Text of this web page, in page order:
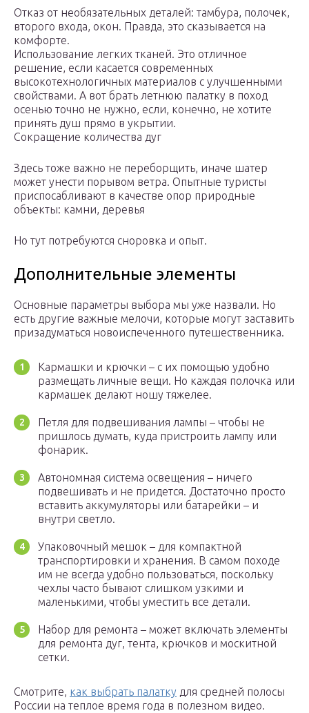
Отказ от необязательных деталей: тамбура, полочек,
второго входа, окон. Правда, это сказывается на
комфорте.
Использование легких тканей. Это отличное
решение, если касается современных
высокотехнологичных материалов с улучшенными
свойствами. А вот брать летнюю палатку в поход
осенью точно не нужно, если, конечно, не хотите
принять душ прямо в укрытии.
Сокращение количества дуг
Здесь тоже важно не переборщить, иначе шатер
может унести порывом ветра. Опытные туристы
приспосабливают в качестве опор природные
объекты: камни, деревья
Но тут потребуются сноровка и опыт.
Дополнительные элементы
Основные параметры выбора мы уже назвали. Но
есть другие важные мелочи, которые могут заставить
призадуматься новоиспеченного путешественника.
Кармашки и крючки – с их помощью удобно
размещать личные вещи. Но каждая полочка или
кармашек делают ношу тяжелее.
Петля для подвешивания лампы – чтобы не
пришлось думать, куда пристроить лампу или
фонарик.
Автономная система освещения – ничего
подвешивать и не придется. Достаточно просто
вставить аккумуляторы или батарейки – и
внутри светло.
Упаковочный мешок – для компактной
транспортировки и хранения. В самом походе
им не всегда удобно пользоваться, поскольку
чехлы часто бывают слишком узкими и
маленькими, чтобы уместить все детали.
Набор для ремонта – может включать элементы
для ремонта дуг, тента, крючков и москитной
сетки.
Смотрите, как выбрать палатку для средней полосы
России на теплое время года в полезном видео.